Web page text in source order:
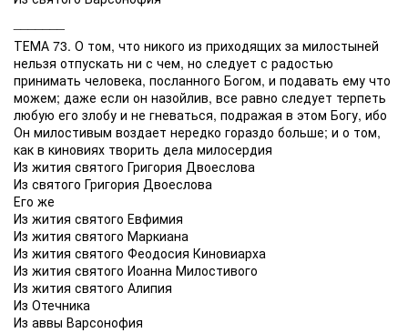
ТЕМА 73. О том, что никого из приходящих за милостыней
нельзя отпускать ни с чем, но следует с радостью
принимать человека, посланного Богом, и подавать ему что
можем; даже если он назойлив, все равно следует терпеть
любую его злобу и не гневаться, подражая в этом Богу, ибо
Он милостивым воздает нередко гораздо больше; и о том,
как в киновиях творить дела милосердия
Из жития святого Григория Двоеслова
Из святого Григория Двоеслова
Его же
Из жития святого Евфимия
Из жития святого Маркиана
Из жития святого Феодосия Киновиарха
Из жития святого Иоанна Милостивого
Из жития святого Алипия
Из Отечника
Из аввы Варсонофия